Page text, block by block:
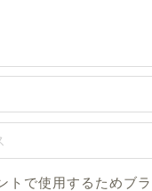
トで使用するためブ